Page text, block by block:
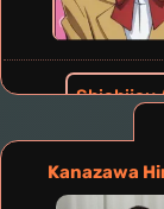
Kanazawa
Shichijou